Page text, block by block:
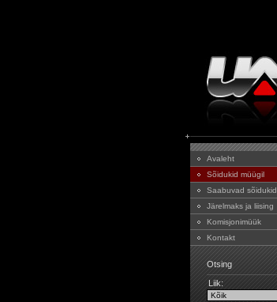
Avaleht
Sõidukid müügil
Saabuvad sõidukid
Järelmaks ja liising
Komisjonimüük
Kontakt
Otsing
Liik: